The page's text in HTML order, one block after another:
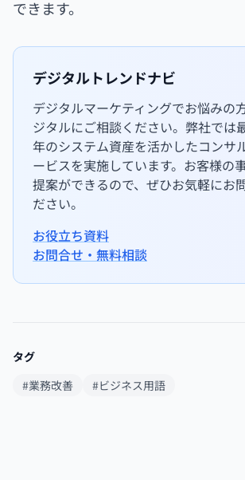
できます。
デジタルトレンドナビ
デジタルマーケティングでお悩みの
ジタルにご相談ください。弊社では
年のシステム資産を活かしたコンサ
ービスを実施しています。お客様の
提案ができるので、ぜひお気軽にお
ださい。
お役立ち資料
お問合せ・無料相談
タグ
#業務改善
#ビジネス用語